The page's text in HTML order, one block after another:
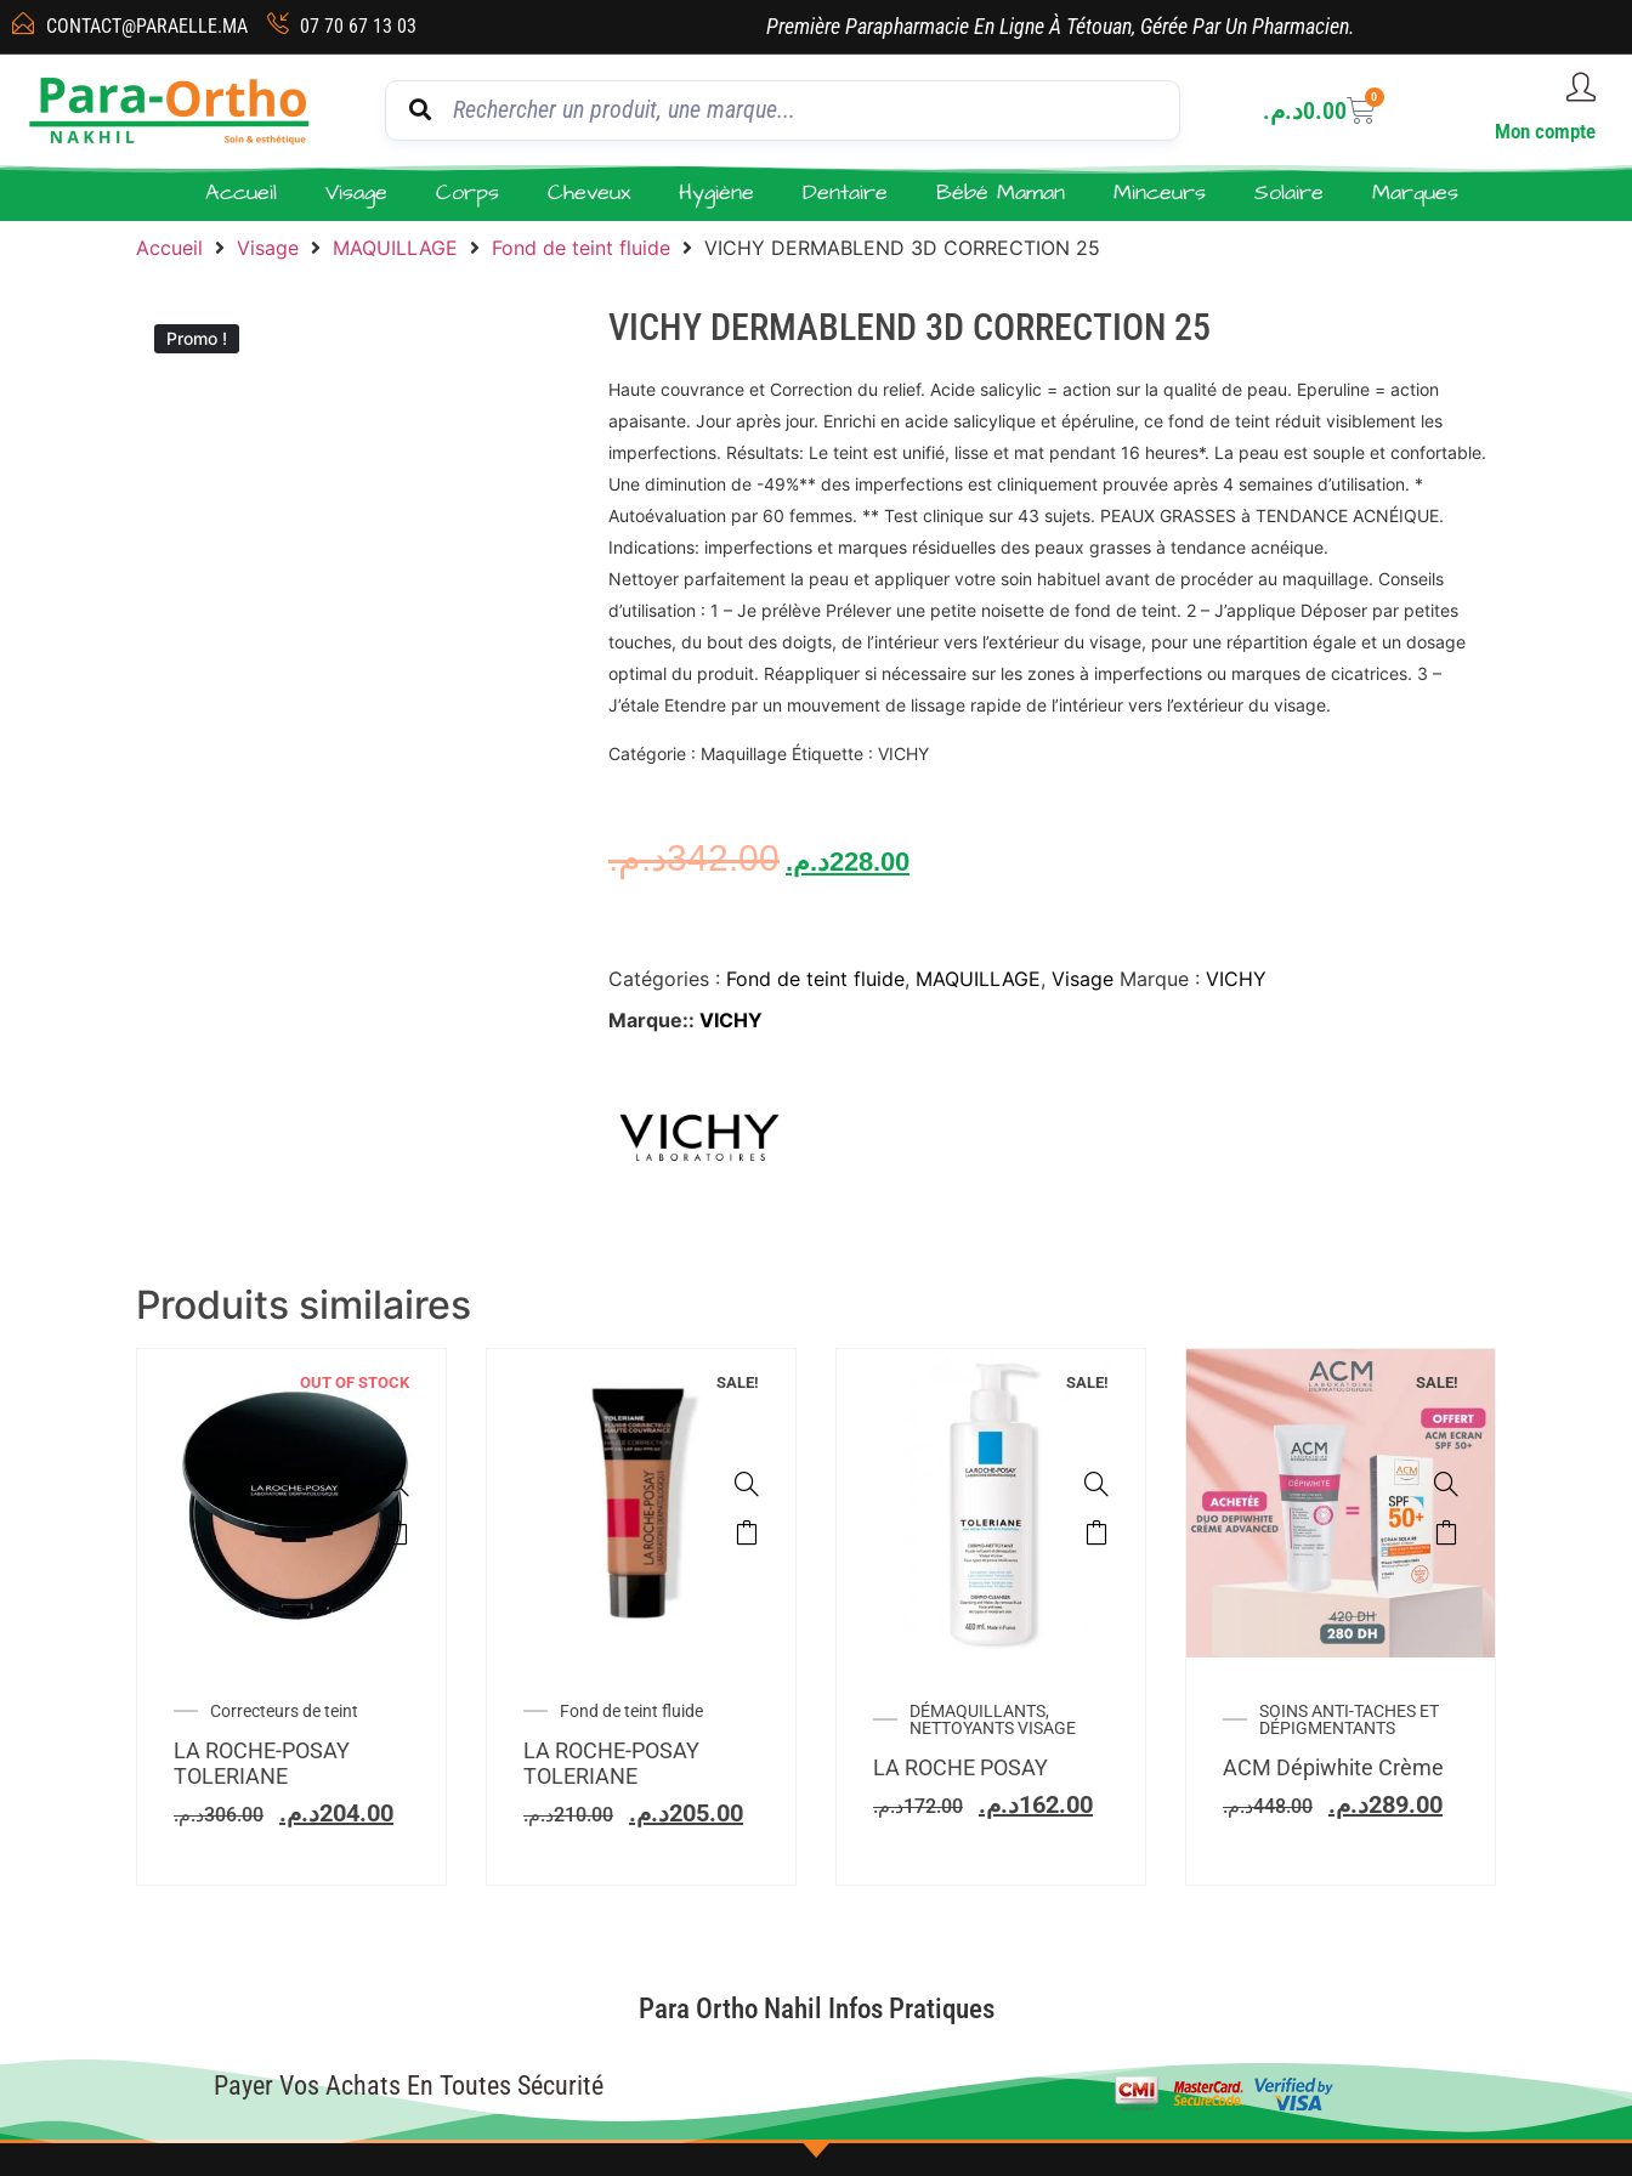
CONTACT@PARAELLE.MA 07 70 67 13 03 Première Parapharmacie En Ligne À Tétouan, Gérée Par Un Pharmacien.
0.00د.م. 0
Mon compte
Accueil Visage Corps Cheveux Hygiène Dentaire Bébé Maman Minceurs Solaire Marques
Accueil Visage MAQUILLAGE Fond de teint fluide VICHY DERMABLEND 3D CORRECTION 25
Promo ! VICHY DERMABLEND 3D CORRECTION 25
Haute couvrance et Correction du relief. Acide salicylic = action sur la qualité de peau. Eperuline = action
apaisante. Jour après jour. Enrichi en acide salicylique et épéruline, ce fond de teint réduit visiblement les
imperfections. Résultats: Le teint est unifié, lisse et mat pendant 16 heures*. La peau est souple et confortable.
Une diminution de -49%** des imperfections est cliniquement prouvée après 4 semaines d’utilisation. *
Autoévaluation par 60 femmes. ** Test clinique sur 43 sujets. PEAUX GRASSES à TENDANCE ACNÉIQUE.
Indications: imperfections et marques résiduelles des peaux grasses à tendance acnéique.
Nettoyer parfaitement la peau et appliquer votre soin habituel avant de procéder au maquillage. Conseils
d’utilisation : 1 – Je prélève Prélever une petite noisette de fond de teint. 2 – J’applique Déposer par petites
touches, du bout des doigts, de l’intérieur vers l’extérieur du visage, pour une répartition égale et un dosage
optimal du produit. Réappliquer si nécessaire sur les zones à imperfections ou marques de cicatrices. 3 –
J’étale Etendre par un mouvement de lissage rapide de l’intérieur vers l’extérieur du visage.
Catégorie : Maquillage Étiquette : VICHY
342.00د.م. 228.00د.م.
Catégories : Fond de teint fluide, MAQUILLAGE, Visage Marque : VICHY
Marque:: VICHY
Produits similaires
OUT OF STOCK
Correcteurs de teint
LA ROCHE-POSAY
TOLERIANE
306.00د.م. 204.00د.م.
SALE!
Fond de teint fluide
LA ROCHE-POSAY
TOLERIANE
210.00د.م. 205.00د.م.
SALE!
DÉMAQUILLANTS,
NETTOYANTS VISAGE
LA ROCHE POSAY
172.00د.م. 162.00د.م.
SALE!
SOINS ANTI-TACHES ET
DÉPIGMENTANTS
ACM Dépiwhite Crème
448.00د.م. 289.00د.م.
Para Ortho Nahil Infos Pratiques
Payer Vos Achats En Toutes Sécurité